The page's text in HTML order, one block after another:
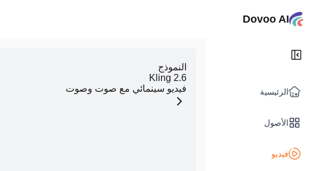
Dovoo AI
الرئيسية
الأصول
فيديو
النموذج
Kling 2.6
فيديو سينمائي مع صوت وصوت